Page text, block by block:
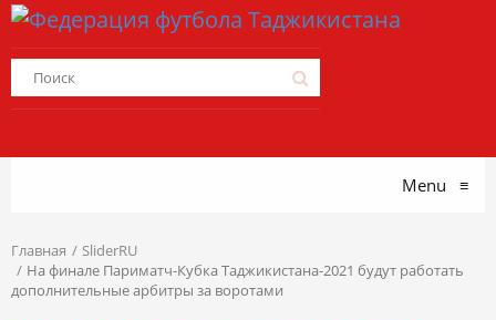
Menu ≡
Главная
SliderRU
На финале Париматч-Кубка Таджикистана-2021 будут работать
дополнительные арбитры за воротами